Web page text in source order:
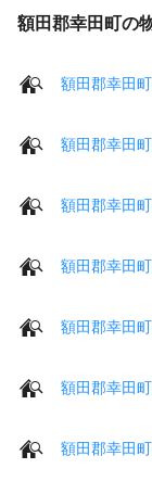
額田郡幸田町の
額田郡幸田
額田郡幸田
額田郡幸田
額田郡幸田
額田郡幸田
額田郡幸田
額田郡幸田